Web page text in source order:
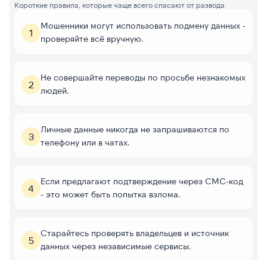
Короткие правила, которые чаще всего спасают от развода
1
Мошенники могут использовать подмену данных -
проверяйте всё вручную.
2
Не совершайте переводы по просьбе незнакомых
людей.
3
Личные данные никогда не запрашиваются по
телефону или в чатах.
4
Если предлагают подтверждение через СМС-код
- это может быть попытка взлома.
5
Старайтесь проверять владельцев и источник
данных через независимые сервисы.